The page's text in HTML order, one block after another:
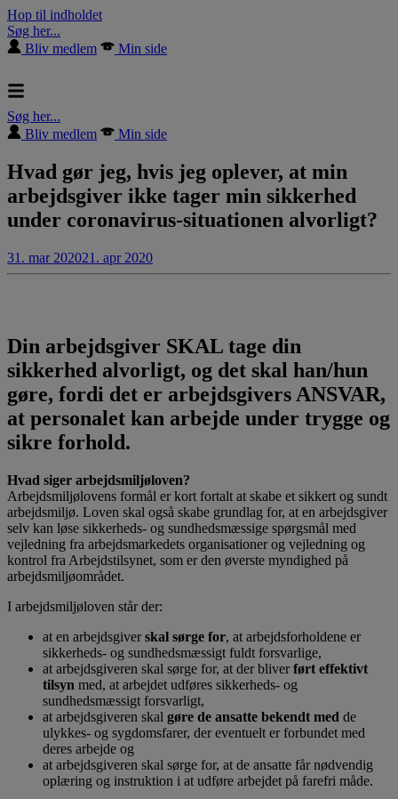
Hop til indholdet
Søg her...
Bliv medlem
Min side
Søg her...
Bliv medlem
Min side
Hvad gør jeg, hvis jeg oplever, at min
arbejdsgiver ikke tager min sikkerhed
under coronavirus-situationen alvorligt?
31. mar 202021. apr 2020
Din arbejdsgiver SKAL tage din
sikkerhed alvorligt, og det skal han/hun
gøre, fordi det er arbejdsgivers ANSVAR,
at personalet kan arbejde under trygge og
sikre forhold.
Hvad siger arbejdsmiljøloven?
Arbejdsmiljølovens formål er kort fortalt at skabe et sikkert og sundt
arbejdsmiljø. Loven skal også skabe grundlag for, at en arbejdsgiver
selv kan løse sikkerheds- og sundhedsmæssige spørgsmål med
vejledning fra arbejdsmarkedets organisationer og vejledning og
kontrol fra Arbejdstilsynet, som er den øverste myndighed på
arbejdsmiljøområdet.
I arbejdsmiljøloven står der:
at en arbejdsgiver skal sørge for, at arbejdsforholdene er
sikkerheds- og sundhedsmæssigt fuldt forsvarlige,
at arbejdsgiveren skal sørge for, at der bliver ført effektivt
tilsyn med, at arbejdet udføres sikkerheds- og
sundhedsmæssigt forsvarligt,
at arbejdsgiveren skal gøre de ansatte bekendt med de
ulykkes- og sygdomsfarer, der eventuelt er forbundet med
deres arbejde og
at arbejdsgiveren skal sørge for, at de ansatte får nødvendig
oplæring og instruktion i at udføre arbejdet på farefri måde.